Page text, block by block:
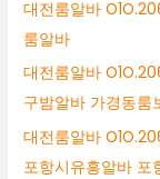
대전룸알바
룸알바
대전룸알바
구밤알바 가경동룸
대전룸알바
포항시유흥알바 포